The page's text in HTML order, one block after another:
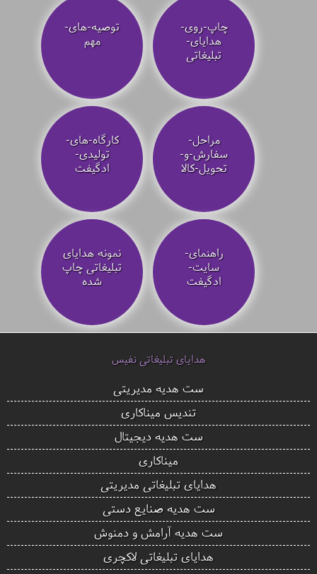
چاپ-روی-
هدایای-
تبلیغاتی
توصیه‌-های-
مهم
مراحل-
سفارش-و-
تحویل-کالا
کارگاه-های-
تولیدی-
ادگیفت
راهنمای-
سایت-
ادگیفت
نمونه هدایای
تبلیغاتی چاپ
شده
هدایای تبلیغاتی نفیس
ست هدیه مدیریتی
تندیس میناکاری
ست هدیه دیجیتال
میناکاری
هدایای تبلیغاتی مدیریتی
ست هدیه صنایع دستی
ست هدیه آرامش و دمنوش
هدایای تبلیغاتی لاکچری